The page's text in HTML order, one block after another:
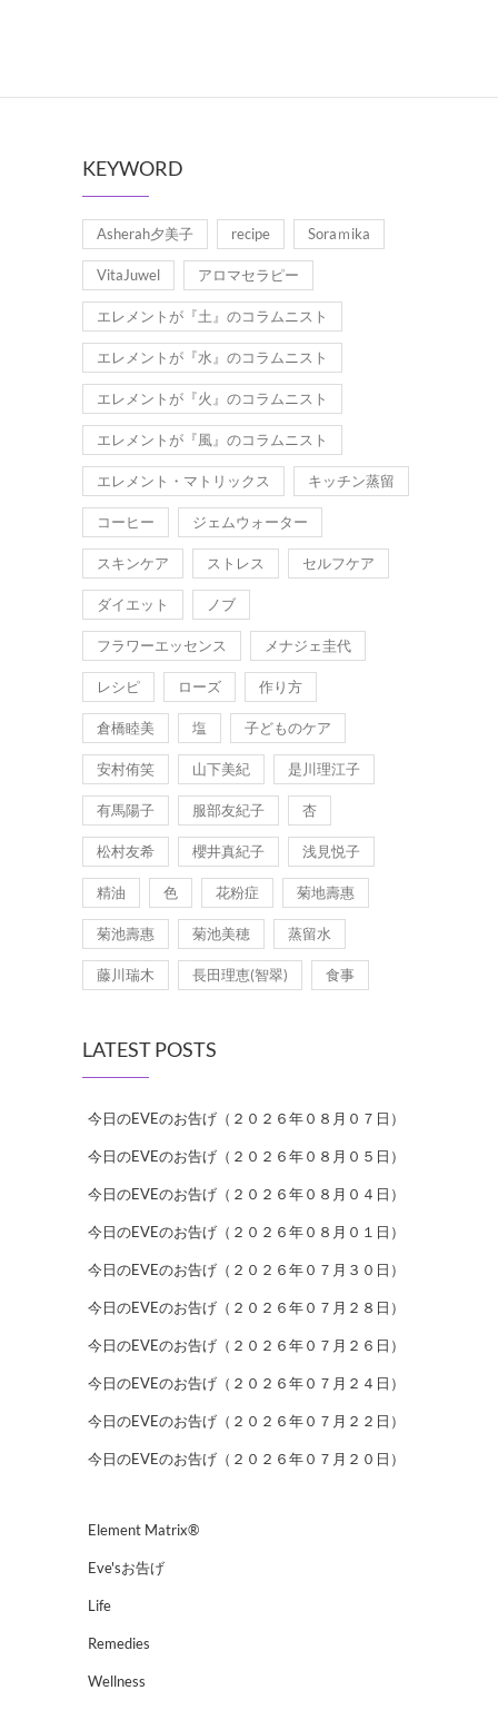
KEYWORD
Asherah夕美子 recipe Soraｍika
VitaJuwel アロマセラピー
エレメントが『土』のコラムニスト
エレメントが『水』のコラムニスト
エレメントが『火』のコラムニスト
エレメントが『風』のコラムニスト
エレメント・マトリックス キッチン蒸留
コーヒー ジェムウォーター
スキンケア ストレス セルフケア
ダイエット ノブ
フラワーエッセンス メナジェ圭代
レシピ ローズ 作り方
倉橋睦美 塩 子どものケア
安村侑笑 山下美紀 是川理江子
有馬陽子 服部友紀子 杏
松村友希 櫻井真紀子 浅見悦子
精油 色 花粉症 菊地壽惠
菊池壽惠 菊池美穂 蒸留水
藤川瑞木 長田理恵(智翠) 食事
LATEST POSTS
今日のEVEのお告げ（２０２６年０８月０７日）
今日のEVEのお告げ（２０２６年０８月０５日）
今日のEVEのお告げ（２０２６年０８月０４日）
今日のEVEのお告げ（２０２６年０８月０１日）
今日のEVEのお告げ（２０２６年０７月３０日）
今日のEVEのお告げ（２０２６年０７月２８日）
今日のEVEのお告げ（２０２６年０７月２６日）
今日のEVEのお告げ（２０２６年０７月２４日）
今日のEVEのお告げ（２０２６年０７月２２日）
今日のEVEのお告げ（２０２６年０７月２０日）
Element Matrix®
Eve'sお告げ
Life
Remedies
Wellness